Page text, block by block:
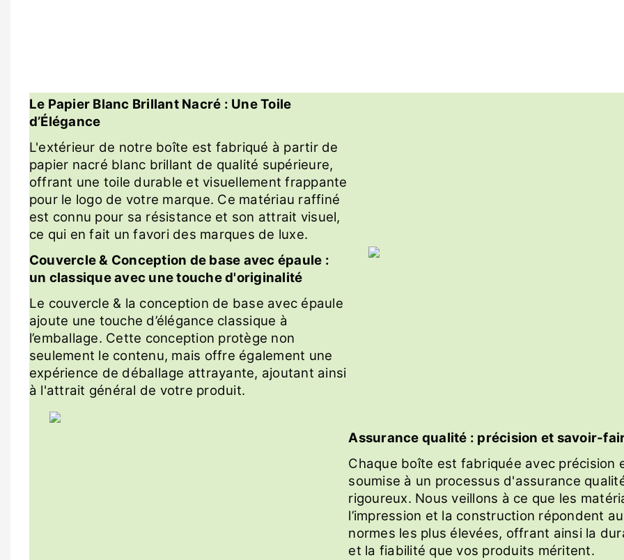
Le Papier Blanc Brillant Nacré : Une Toile
d’Élégance
L'extérieur de notre boîte est fabriqué à partir de
papier nacré blanc brillant de qualité supérieure,
offrant une toile durable et visuellement frappante
pour le logo de votre marque. Ce matériau raffiné
est connu pour sa résistance et son attrait visuel,
ce qui en fait un favori des marques de luxe.
Couvercle & Conception de base avec épaule :
un classique avec une touche d'originalité
Le couvercle & la conception de base avec épaule
ajoute une touche d’élégance classique à
l’emballage. Cette conception protège non
seulement le contenu, mais offre également une
expérience de déballage attrayante, ajoutant ainsi
à l'attrait général de votre produit.
Assurance qualité : précision et savoir-
Chaque boîte est fabriquée avec précision
soumise à un processus d'assurance
rigoureux. Nous veillons à ce que les
l’impression et la construction répondent
normes les plus élevées, offrant ainsi la
et la fiabilité que vos produits méritent.